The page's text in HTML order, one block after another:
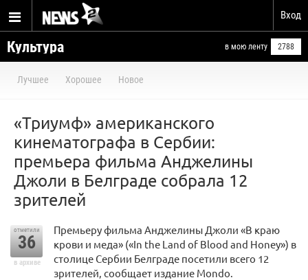
Вход
Культура в мою ленту 2788
Лучшее Хорошее Новое
«Триумф» американского
кинематографа в Сербии:
премьера фильма Анджелины
Джоли в Белграде собрала 12
зрителей
отметили
36
в архиве
Премьеру фильма Анджелины Джоли «В краю
крови и меда» («In the Land of Blood and Honey») в
столице Сербии Белграде посетили всего 12
зрителей, сообщает издание Mondo.